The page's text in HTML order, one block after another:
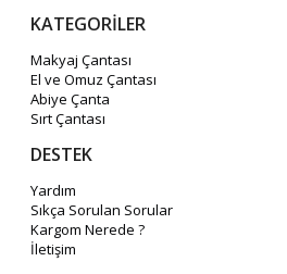
KATEGORİLER
Makyaj Çantası
El ve Omuz Çantası
Abiye Çanta
Sırt Çantası
DESTEK
Yardım
Sıkça Sorulan Sorular
Kargom Nerede ?
İletişim